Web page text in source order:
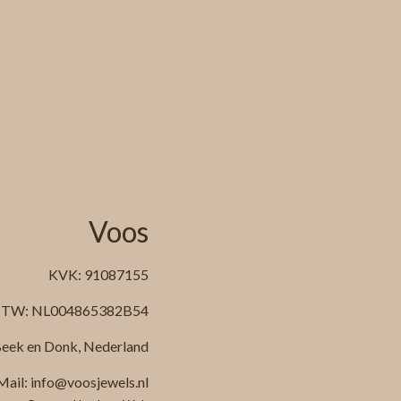
Voos
KVK: 91087155
NL004865382B54
en Donk, Nederland
info@voosjewels.nl